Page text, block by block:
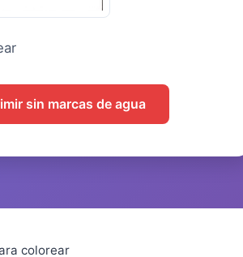
sin marcas de agua
colorear